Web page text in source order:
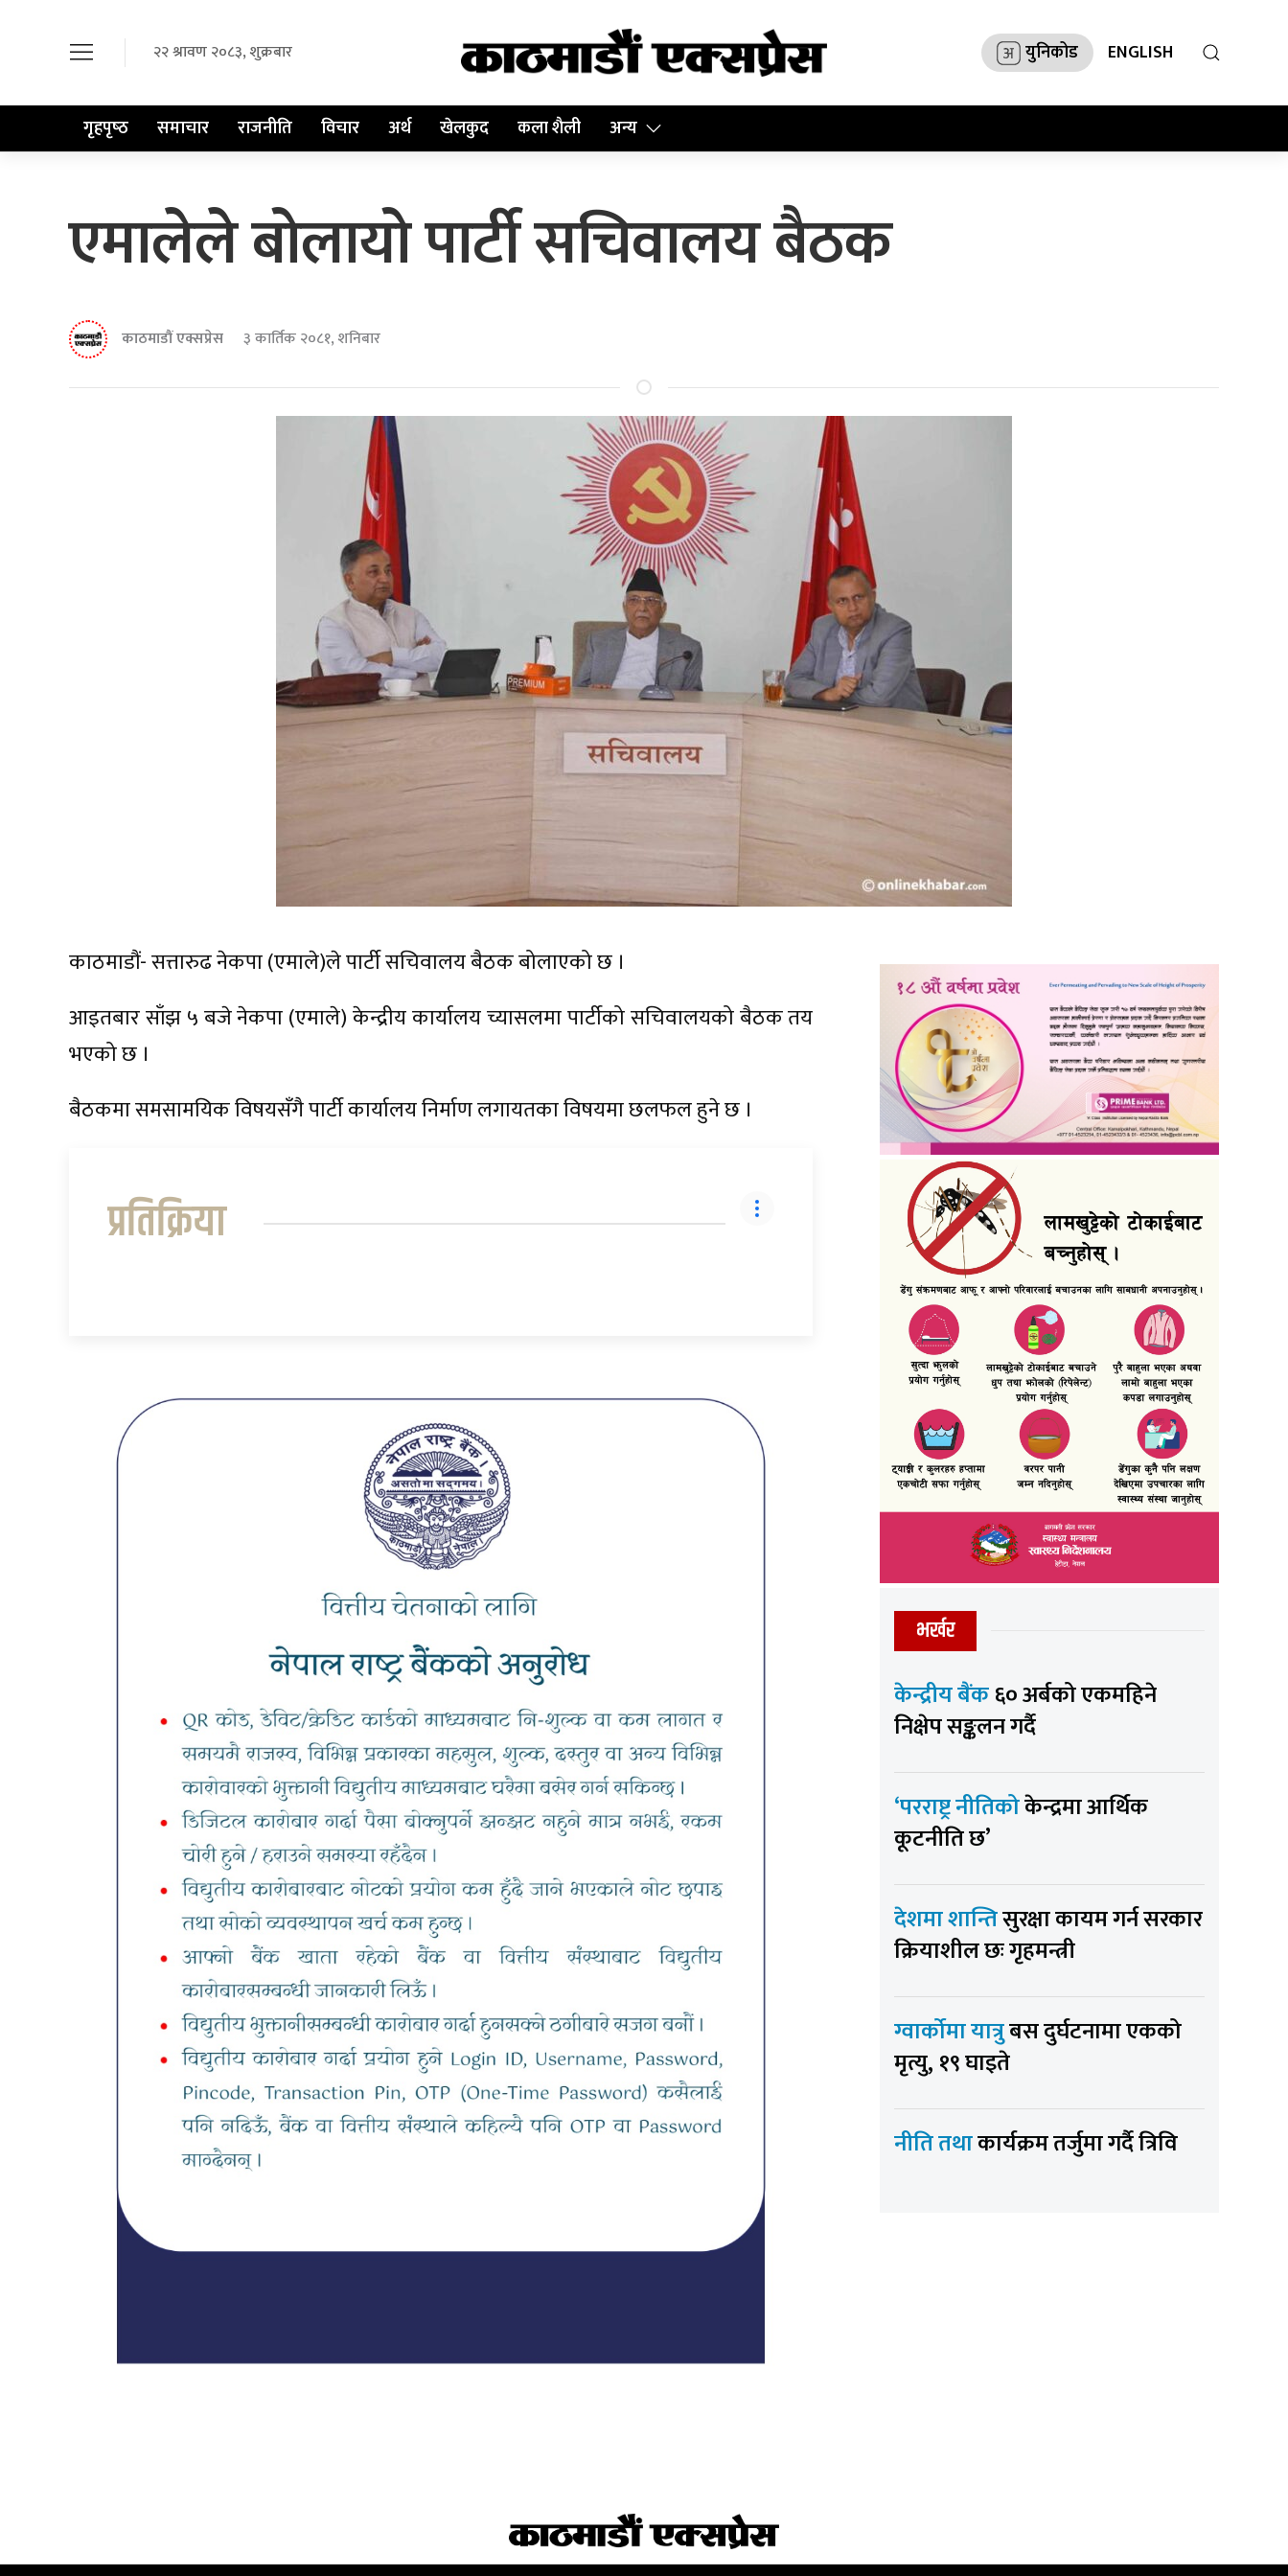
२२ श्रावण २०८३, शुक्रबार युनिकोड ENGLISH
गृहपृष्‍ठ समाचार राजनीति विचार अर्थ खेलकुद कला शैली अन्य
एमालेले बोलायो पार्टी सचिवालय बैठक
काठमाडौं एक्सप्रेस ३ कार्तिक २०८१, शनिबार
काठमाडौं- सत्तारुढ नेकपा (एमाले)ले पार्टी सचिवालय बैठक बोलाएको छ ।
आइतबार साँझ ५ बजे नेकपा (एमाले) केन्द्रीय कार्यालय च्यासलमा पार्टीको सचिवालयको बैठक तय
भएको छ ।
बैठकमा समसामयिक विषयसँगै पार्टी कार्यालय निर्माण लगायतका विषयमा छलफल हुने छ ।
प्रतिक्रिया
भर्खर
केन्द्रीय बैंक६० अर्बको एकमहिने
निक्षेप सङ्कलन गर्दै
‘परराष्ट्र नीतिकोकेन्द्रमा आर्थिक
कूटनीति छ’
देशमा शान्तिसुरक्षा कायम गर्न सरकार
क्रियाशील छः गृहमन्त्री
ग्वार्कोमा यात्रुबस दुर्घटनामा एकको
मृत्यु, १९ घाइते
नीति तथाकार्यक्रम तर्जुमा गर्दै त्रिवि